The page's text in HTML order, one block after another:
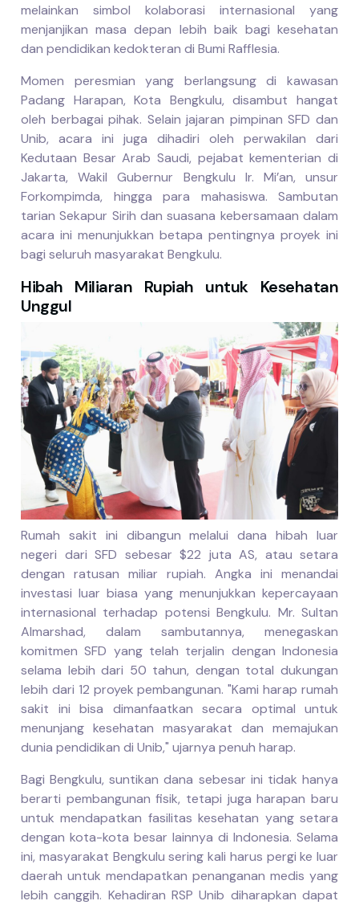
melainkan simbol kolaborasi internasional yang
menjanjikan masa depan lebih baik bagi kesehatan
dan pendidikan kedokteran di Bumi Rafflesia.
Momen peresmian yang berlangsung di kawasan
Padang Harapan, Kota Bengkulu, disambut hangat
oleh berbagai pihak. Selain jajaran pimpinan SFD dan
Unib, acara ini juga dihadiri oleh perwakilan dari
Kedutaan Besar Arab Saudi, pejabat kementerian di
Jakarta, Wakil Gubernur Bengkulu Ir. Mi’an, unsur
Forkompimda, hingga para mahasiswa. Sambutan
tarian Sekapur Sirih dan suasana kebersamaan dalam
acara ini menunjukkan betapa pentingnya proyek ini
bagi seluruh masyarakat Bengkulu.
Hibah Miliaran Rupiah untuk Kesehatan
Unggul
Rumah sakit ini dibangun melalui dana hibah luar
negeri dari SFD sebesar $22 juta AS, atau setara
dengan ratusan miliar rupiah. Angka ini menandai
investasi luar biasa yang menunjukkan kepercayaan
internasional terhadap potensi Bengkulu. Mr. Sultan
Almarshad, dalam sambutannya, menegaskan
komitmen SFD yang telah terjalin dengan Indonesia
selama lebih dari 50 tahun, dengan total dukungan
lebih dari 12 proyek pembangunan. "Kami harap rumah
sakit ini bisa dimanfaatkan secara optimal untuk
menunjang kesehatan masyarakat dan memajukan
dunia pendidikan di Unib," ujarnya penuh harap.
Bagi Bengkulu, suntikan dana sebesar ini tidak hanya
berarti pembangunan fisik, tetapi juga harapan baru
untuk mendapatkan fasilitas kesehatan yang setara
dengan kota-kota besar lainnya di Indonesia. Selama
ini, masyarakat Bengkulu sering kali harus pergi ke luar
daerah untuk mendapatkan penanganan medis yang
lebih canggih. Kehadiran RSP Unib diharapkan dapat